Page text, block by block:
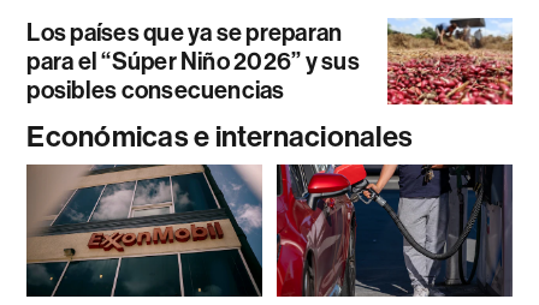
Los países que ya se preparan
para el “Súper Niño 2026” y sus
posibles consecuencias
Económicas e internacionales